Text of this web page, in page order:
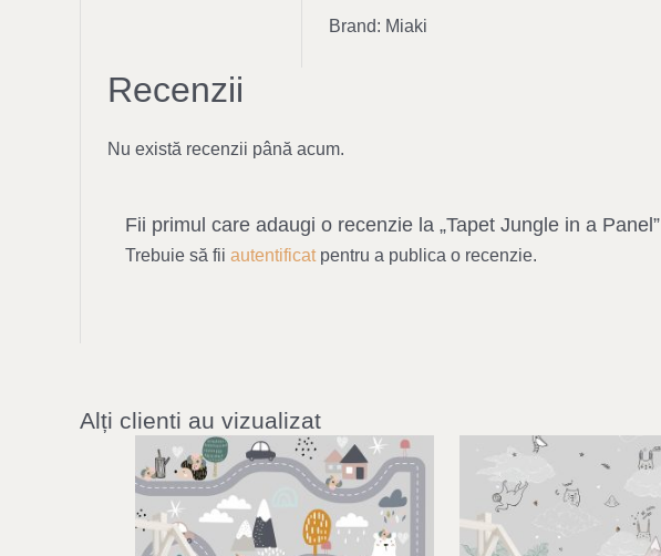
Brand: Miaki
Recenzii
Nu există recenzii până acum.
Fii primul care adaugi o recenzie la „Tapet Jungle in a Panel”
Trebuie să fii autentificatpentru a publica o recenzie.
Alți clienti au vizualizat